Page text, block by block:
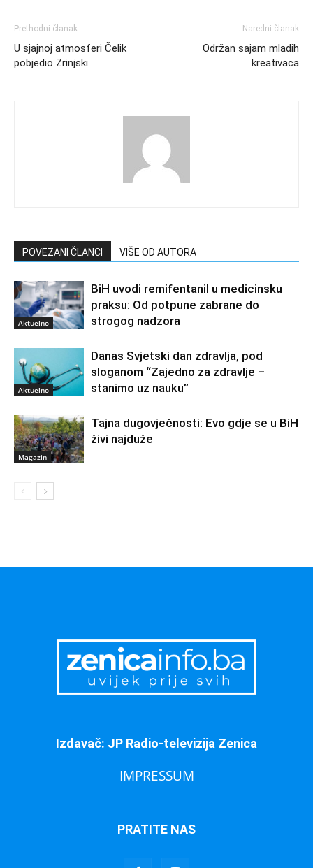
Prethodni članak
U sjajnoj atmosferi Čelik
pobjedio Zrinjski
Naredni članak
Održan sajam mladih
kreativaca
POVEZANI ČLANCI VIŠE OD AUTORA
Aktuelno
BiH uvodi remifentanil u medicinsku
praksu: Od potpune zabrane do
strogog nadzora
Aktuelno
Danas Svjetski dan zdravlja, pod
sloganom “Zajedno za zdravlje –
stanimo uz nauku”
Magazin
Tajna dugovječnosti: Evo gdje se u BiH
živi najduže
Izdavač: JP Radio-televizija Zenica
IMPRESSUM
PRATITE NAS